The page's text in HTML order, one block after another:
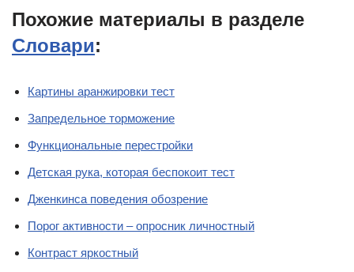
Похожие материалы в разделе
Словари:
Картины аранжировки тест
Запредельное торможение
Функциональные перестройки
Детская рука, которая беспокоит тест
Дженкинса поведения обозpeниe
Порог активности – опросник личностный
Контраст яркостный